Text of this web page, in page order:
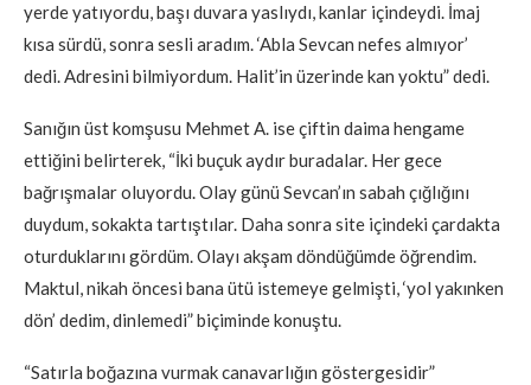
yerde yatıyordu, başı duvara yaslıydı, kanlar içindeydi. İmaj
kısa sürdü, sonra sesli aradım. ‘Abla Sevcan nefes almıyor’
dedi. Adresini bilmiyordum. Halit’in üzerinde kan yoktu” dedi.
Sanığın üst komşusu Mehmet A. ise çiftin daima hengame
ettiğini belirterek, “İki buçuk aydır buradalar. Her gece
bağrışmalar oluyordu. Olay günü Sevcan’ın sabah çığlığını
duydum, sokakta tartıştılar. Daha sonra site içindeki çardakta
oturduklarını gördüm. Olayı akşam döndüğümde öğrendim.
Maktul, nikah öncesi bana ütü istemeye gelmişti, ‘yol yakınken
dön’ dedim, dinlemedi” biçiminde konuştu.
“Satırla boğazına vurmak canavarlığın göstergesidir”